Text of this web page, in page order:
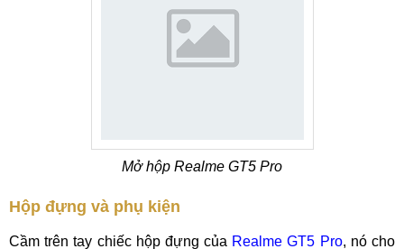
Mở hộp Realme GT5 Pro
Hộp đựng và phụ kiện
Cầm trên tay chiếc hộp đựng của Realme GT5 Pro, nó cho